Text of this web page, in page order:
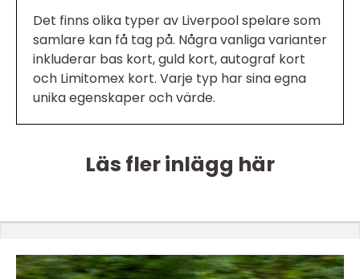
Det finns olika typer av Liverpool spelare som
samlare kan få tag på. Några vanliga varianter
inkluderar bas kort, guld kort, autograf kort
och Limitomex kort. Varje typ har sina egna
unika egenskaper och värde.
Läs fler inlägg här